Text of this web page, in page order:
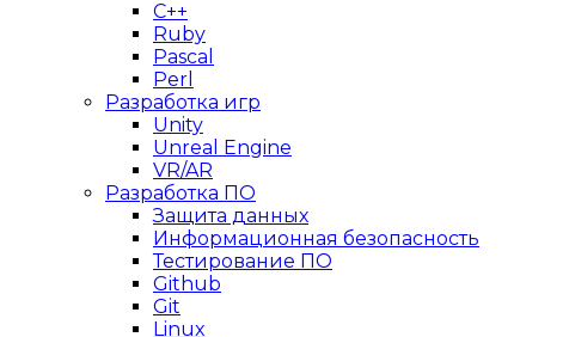
C++
Ruby
Pascal
Perl
Разработка игр
Unity
Unreal Engine
VR/AR
Разработка ПО
Защита данных
Информационная безопасность
Тестирование ПО
Github
Git
Linux